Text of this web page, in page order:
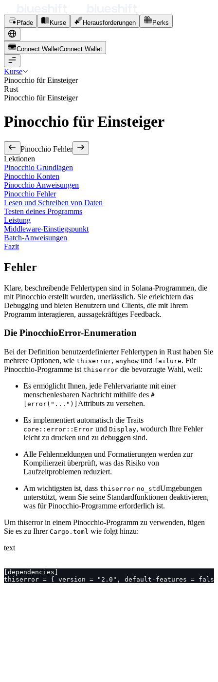
Pfade Kurse Herausforderungen Perks
Connect WalletConnect Wal et
Kurse
Pinocchio für Einsteiger
Rust
Pinocchio für Einsteiger
Pinocchio für Einsteiger
Pinocchio Fehler
Lektionen
Pinocchio Grundlagen
Pinocchio Konten
Pinocchio Anweisungen
Pinocchio Fehler
Lesen und Schreiben von Daten
Testen deines Programms
Leistung
Middleware-Einstiegspunkt
Batch-Anweisungen
Fazit
Fehler
Klare, beschreibende Fehlertypen sind in Solana-Programmen, die
mit Pinocchio erstellt wurden, unerlässlich. Sie erleichtern das
Debugging und bieten Benutzern und Clients, die mit Ihrem
Programm interagieren, aussagekräftiges Feedback.
Die PinocchioError-Enumeration
Bei der Definition benutzerdefinierter Fehlertypen in Rust haben Sie
mehrere Optionen, wie thiserror, anyhow und failure. Für
Pinocchio-Programme ist thiserror die bevorzugte Wahl, weil:
Es ermöglicht Ihnen, jede Fehlervariante mit einer
menschenlesbaren Nachricht mithilfe des #
[error("...")] Attributs zu versehen.
Es implementiert automatisch die Traits
core::error::Error und Display, wodurch Ihre Fehler
leicht zu drucken und zu debuggen sind.
Alle Fehlermeldungen und Formatierungen werden zur
Kompilierzeit überprüft, was das Risiko von
Laufzeitproblemen reduziert.
Am wichtigsten ist, dass thiserror no_stdUmgebungen
unterstützt, wenn Sie seine Standardfunktionen deaktivieren,
was für Pinocchio-Programme erforderlich ist.
Um thiserror in einem Pinocchio-Programm zu verwenden, fügen
Sie es zu Ihrer Cargo.toml wie folgt hinzu:
text
[dependencies]
thiserror = { version = "2.0", default-features =